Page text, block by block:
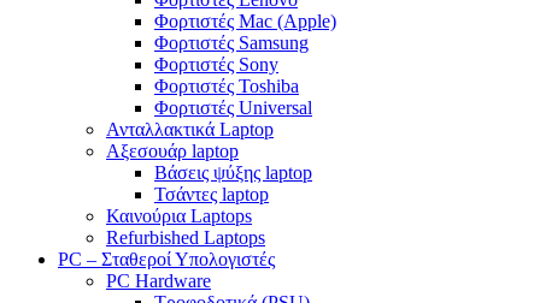
Φορτιστές Mac (Apple)
Φορτιστές Samsung
Φορτιστές Sony
Φορτιστές Toshiba
Φορτιστές Universal
Ανταλλακτικά Laptop
Αξεσουάρ laptop
Βάσεις ψύξης laptop
Τσάντες laptop
Καινούρια Laptops
Refurbished Laptops
PC – Σταθεροί Υπολογιστές
PC Hardware